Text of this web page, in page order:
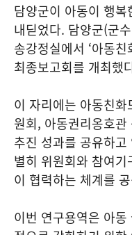
담양군이 아동이 행
내딛었다. 담양군(군
송강정실에서 ‘아동
최종보고회를 개최했
이 자리에는 아동친
원회, 아동권리옹호
추진 성과를 공유하
별히 위원회와 참여
이 협력하는 체계를
이번 연구용역은 아